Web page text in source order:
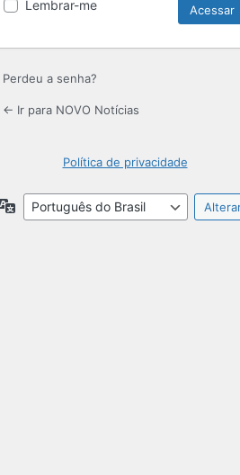
Lembrar-me
Perdeu a senha?
← Ir para NOVO Notícias
Política de privacidade
Idioma